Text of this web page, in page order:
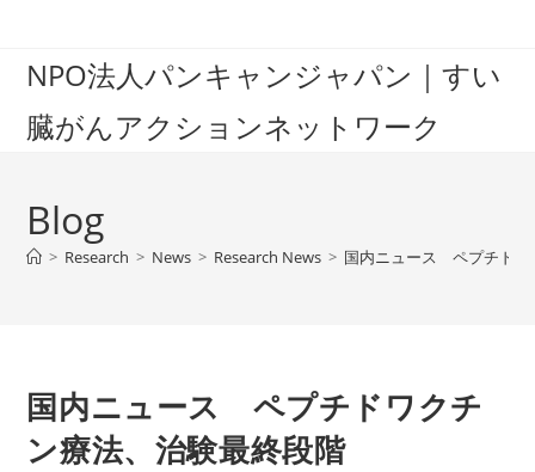
contentNPO法人パンキャンジャパン｜すい
臓がんアクションネットワーク
Blog
> Research > News > Research News > 国内ニュース ペプチドワ
国内ニュース ペプチドワクチ
ン療法、治験最終段階